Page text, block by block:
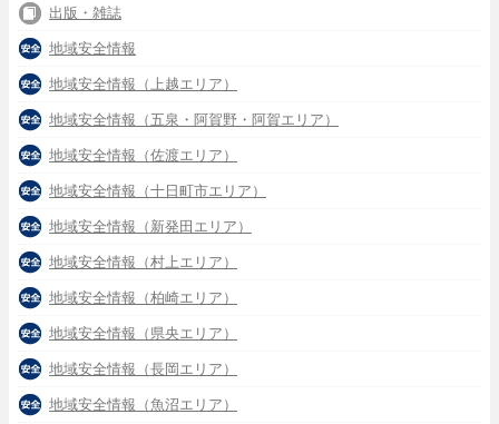
出版・雑誌
地域安全情報
地域安全情報（上越エリア）
地域安全情報（五泉・阿賀野・阿賀エリア）
地域安全情報（佐渡エリア）
地域安全情報（十日町市エリア）
地域安全情報（新発田エリア）
地域安全情報（村上エリア）
地域安全情報（柏崎エリア）
地域安全情報（県央エリア）
地域安全情報（長岡エリア）
地域安全情報（魚沼エリア）